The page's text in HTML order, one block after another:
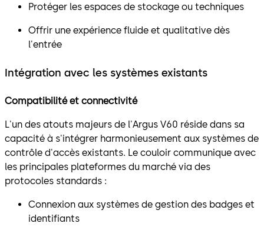
Protéger les espaces de stockage ou techniques
Offrir une expérience fluide et qualitative dès
l'entrée
Intégration avec les systèmes existants
Compatibilité et connectivité
L'un des atouts majeurs de l'Argus V60 réside dans sa
capacité à s'intégrer harmonieusement aux systèmes de
contrôle d'accès existants. Le couloir communique avec
les principales plateformes du marché via des
protocoles standards :
Connexion aux systèmes de gestion des badges et
identifiants